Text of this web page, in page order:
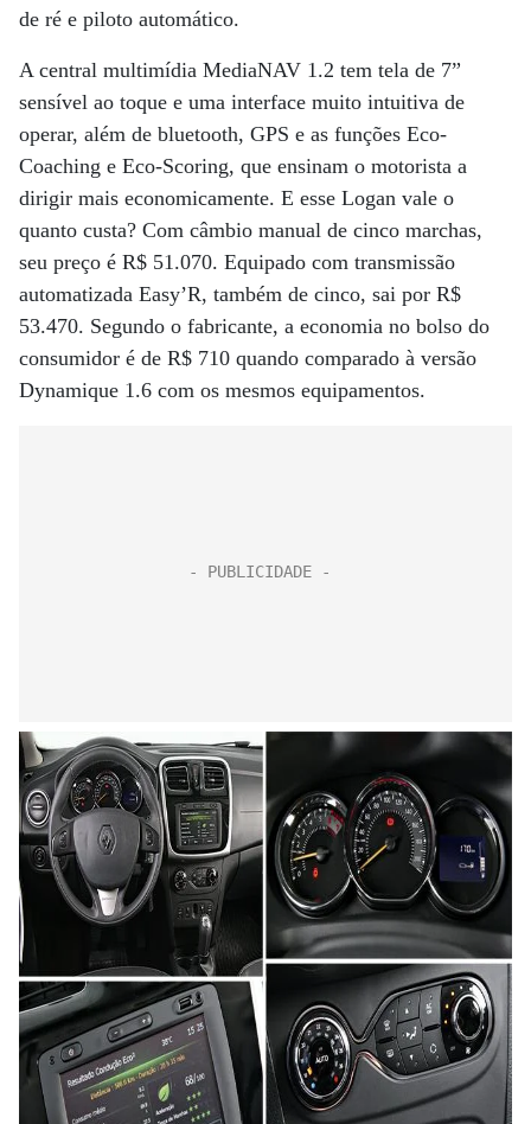
de ré e piloto automático.
A central multimídia MediaNAV 1.2 tem tela de 7”
sensível ao toque e uma interface muito intuitiva de
operar, além de bluetooth, GPS e as funções Eco-
Coaching e Eco-Scoring, que ensinam o motorista a
dirigir mais economicamente. E esse Logan vale o
quanto custa? Com câmbio manual de cinco marchas,
seu preço é R$ 51.070. Equipado com transmissão
automatizada Easy’R, também de cinco, sai por R$
53.470. Segundo o fabricante, a economia no bolso do
consumidor é de R$ 710 quando comparado à versão
Dynamique 1.6 com os mesmos equipamentos.